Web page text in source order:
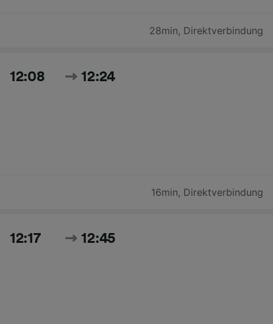
28min, Direktverbindung
12:08 12:24
16min, Direktverbindung
12:17 12:45